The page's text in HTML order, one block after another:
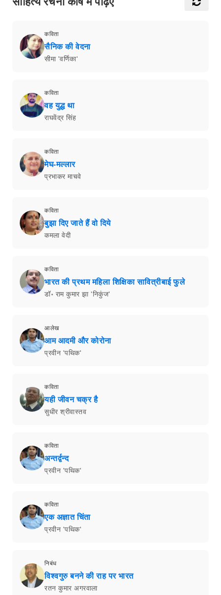
कविता
सैनिक की वेदना
सीमा 'वर्णिका'
कविता
वह युद्ध था
राघवेंद्र सिंह
कविता
मेघ-मल्लार
प्रभाकर माचवे
कविता
बुझा दिए जाते हैं वो दिये
कमला वेदी
कविता
भारत की प्रथम महिला शिक्षिका सावित्रीबाई फुले
डॉ॰ राम कुमार झा 'निकुंज'
आलेख
आम आदमी और कोरोना
प्रवीन 'पथिक'
कविता
यही जीवन चक्र है
सुधीर श्रीवास्तव
कविता
अन्तर्द्वन्द
प्रवीन 'पथिक'
कविता
एक अज्ञात चिंता
प्रवीन 'पथिक'
निबंध
विश्वगुरु बनने की राह पर भारत
रतन कुमार अगरवाला